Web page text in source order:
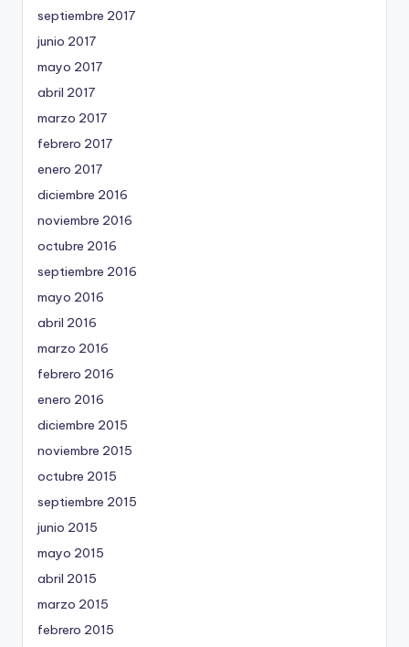
septiembre 2017
junio 2017
mayo 2017
abril 2017
marzo 2017
febrero 2017
enero 2017
diciembre 2016
noviembre 2016
octubre 2016
septiembre 2016
mayo 2016
abril 2016
marzo 2016
febrero 2016
enero 2016
diciembre 2015
noviembre 2015
octubre 2015
septiembre 2015
junio 2015
mayo 2015
abril 2015
marzo 2015
febrero 2015